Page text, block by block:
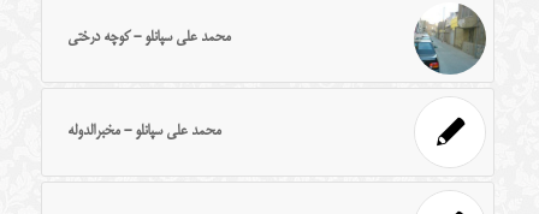
محمد علی سپانلو - کوچه درختی
محمد علی سپانلو - مخبرالدوله